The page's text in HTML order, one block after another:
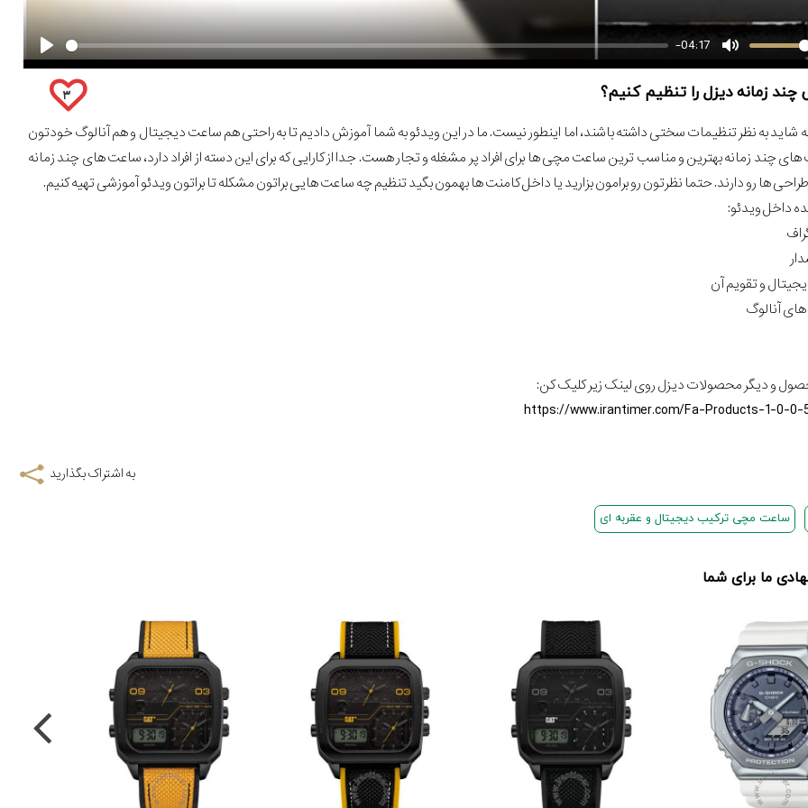
-04:17
زمانه دیزل را تنظیم کنیم؟ ۳
به نظر تنظیمات سختی داشته باشند، اما اینطور نیست. ما در این ویدئو به شما آموزش دادیم تا به راحتی هم ساعت دیجیتال و هم آنالوگ خودتون
چند زمانه بهترین و مناسب ترین ساعت مچی ها برای افراد پر مشغله و تجار هست. جدا از کارایی که برای این دسته از افراد دارد، ساعت های چند زمانه
ها رو دارند. حتما نظرتون رو برامون بزارید یا داخل کامنت ها بهمون بگید تنظیم چه ساعت هایی براتون مشکله تا براتون ویدئو آموزشی تهیه کنیم.
داخل ویدئو:
و تقویم آن
آنالوگ
و دیگر محصولات دیزل روی لینک زیر کلیک کن:
https://www.irantimer.com/Fa-Products-1-0-
به اشتراک بگذارید
ساعت مچی ترکیب دیجیتال و عقربه ای
ما برای شما